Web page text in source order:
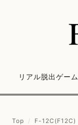
リアル脱出ゲーム
Top / F-12C(F12C)